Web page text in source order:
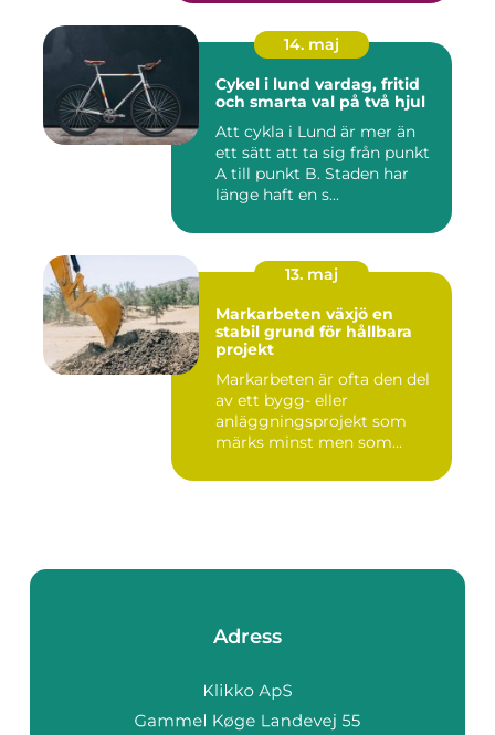
14. maj
Cykel i lund vardag, fritid
och smarta val på två hjul
Att cykla i Lund är mer än
ett sätt att ta sig från punkt
A till punkt B. Staden har
länge haft en s...
13. maj
Markarbeten växjö en
stabil grund för hållbara
projekt
Markarbeten är ofta den del
av ett bygg- eller
anläggningsprojekt som
märks minst men som
Adress